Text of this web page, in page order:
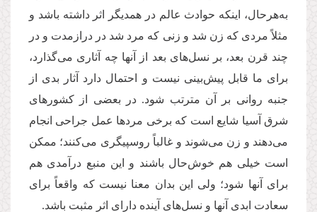
به‌هرحال، اینكه حوادث عالم در همدیگر اثر داشته باشد و
مثلاً مردی كه زن شد و زنی كه مرد شد در درازمدت و در
چند قرن بعد، بر نسل‌های بعد از آنها چه آثاری می‌گذارد،
برای ما قابل پیش‌بینی نیست و احتمال دارد آثار بدی از
جنبه روانی بر آن مترتب شود. در بعضی از كشورهای
شرق آسیا شایع است كه برخی مردها عمل جراحی انجام
می‌دهند و زن می‌شوند و ‌غالباً روسپیگری می‌كنند؛ ممكن
است خیلی هم خوش‌حال باشند و این منبع درآمدی هم
برای آنها شود؛ ولی این بدان معنا نیست كه واقعاً برای
سعادت ابدی آنها و نسل‌های آینده دارای اثر مثبت باشد.